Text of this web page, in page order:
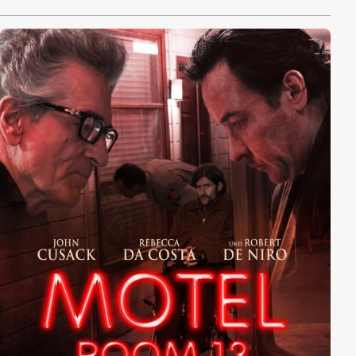
Tänzer, und schon bald bekommt er das Angebot, in
einer großen Show mitzutanzen.